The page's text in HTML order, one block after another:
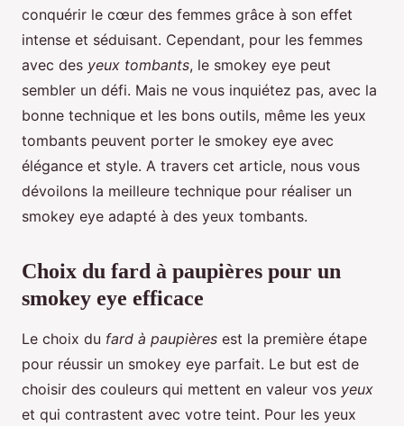
conquérir le cœur des femmes grâce à son effet
intense et séduisant. Cependant, pour les femmes
avec des yeux tombants, le smokey eye peut
sembler un défi. Mais ne vous inquiétez pas, avec la
bonne technique et les bons outils, même les yeux
tombants peuvent porter le smokey eye avec
élégance et style. A travers cet article, nous vous
dévoilons la meilleure technique pour réaliser un
smokey eye adapté à des yeux tombants.
Choix du fard à paupières pour un
smokey eye efficace
Le choix du fard à paupières est la première étape
pour réussir un smokey eye parfait. Le but est de
choisir des couleurs qui mettent en valeur vos yeux
et qui contrastent avec votre teint. Pour les yeux